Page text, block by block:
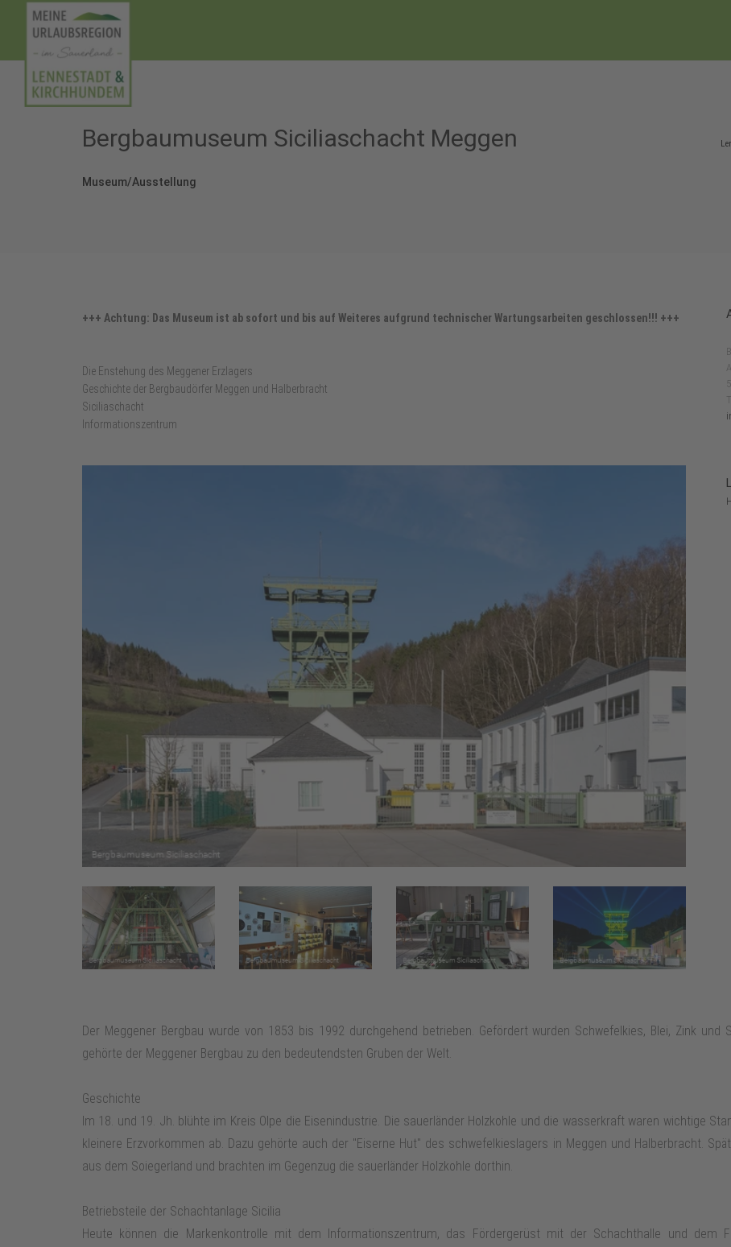
Bergbaumuseum Siciliaschacht Meggen
Museum/Ausstellung
+++ Achtung: Das Museum ist ab sofort und bis auf Weiteres aufgrund technischer Wartungsarbeiten geschlossen!!! +++
Die Enstehung des Meggener Erzlagers
Geschichte der Bergbaudörfer Meggen und Halberbracht
Siciliaschacht
Informationszentrum
Der Meggener Bergbau wurde von 1853 bis 1992 durchgehend betrieben. Gefördert wurden Schwefelkies, Blei, Zink und
gehörte der Meggener Bergbau zu den bedeutendsten Gruben der Welt.
Geschichte
Im 18. und 19. Jh. blühte im Kreis Olpe die Eisenindustrie. Die sauerländer Holzkohle und die wasserkraft waren wichtige
kleinere Erzvorkommen ab. Dazu gehörte auch der "Eiserne Hut" des schwefelkieslagers in Meggen und Halberbracht.
aus dem Soiegerland und brachten im Gegenzug die sauerländer Holzkohle dorthin.
Betriebsteile der Schachtanlage Sicilia
Heute können die Markenkontrolle mit dem Informationszentrum, das Fördergerüst mit der Schachthalle und dem